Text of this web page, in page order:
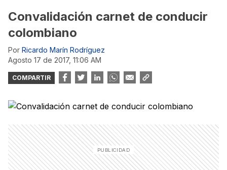
Convalidación carnet de conducir
colombiano
Por Ricardo Marín Rodríguez
agosto 17 de 2017, 11:06 AM
COMPARTIR